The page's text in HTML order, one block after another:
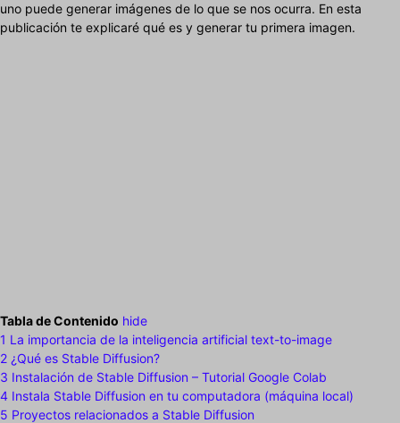
uno puede generar imágenes de lo que se nos ocurra. En esta
publicación te explicaré qué es y generar tu primera imagen.
Tabla de Contenido hide
1 La importancia de la inteligencia artificial text-to-image
2 ¿Qué es Stable Diffusion?
3 Instalación de Stable Diffusion – Tutorial Google Colab
4 Instala Stable Diffusion en tu computadora (máquina local)
5 Proyectos relacionados a Stable Diffusion